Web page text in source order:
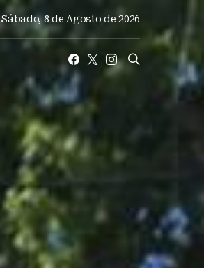
Sábado, 8 de Agosto de 2026